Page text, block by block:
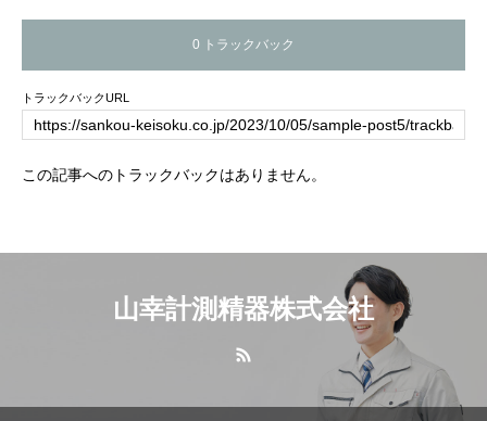
0 トラックバック
トラックバックURL
この記事へのトラックバックはありません。
山幸計測精器株式会社